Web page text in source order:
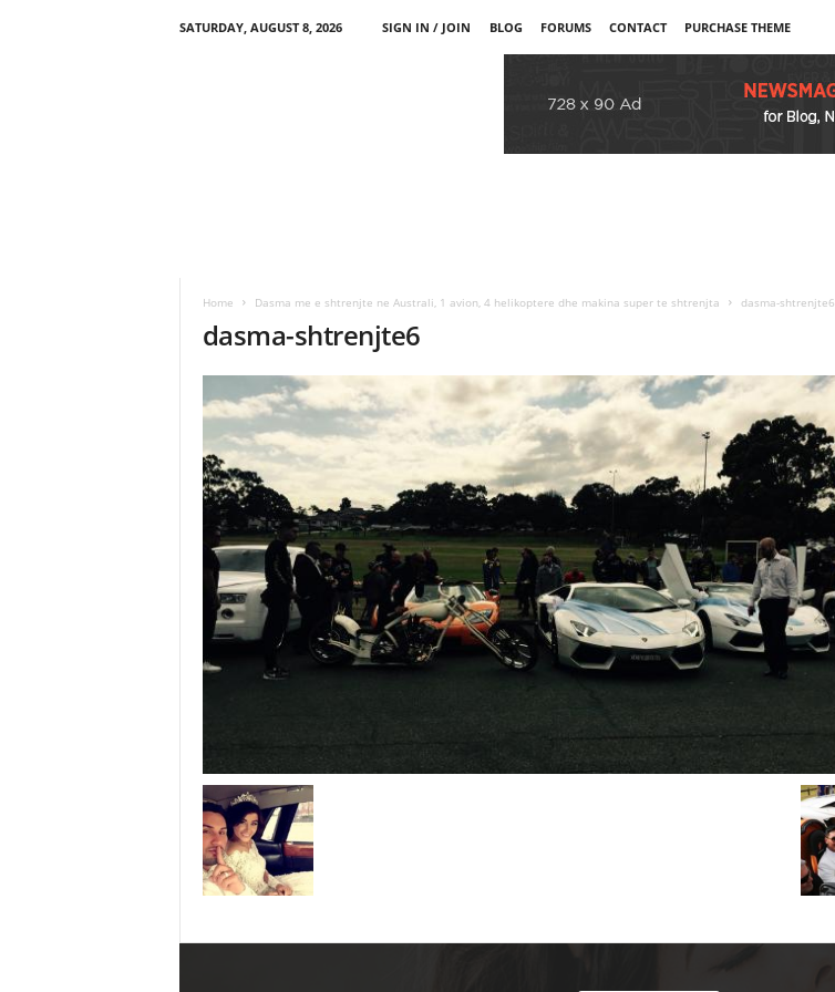
SATURDAY, AUGUST 8, 2026 SIGN IN / JOIN BLOG FORUMS CONTACT PURCHASE THEME
Home Dasma me e shtrenjte ne Australi, 1 avion, 4 helikoptere dhe makina super te shtrenjta dasma-shtrenjte6
dasma-shtrenjte6